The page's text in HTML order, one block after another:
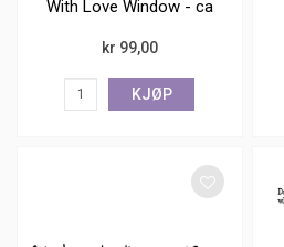
With Love Window - ca
kr 99,00
KJØP